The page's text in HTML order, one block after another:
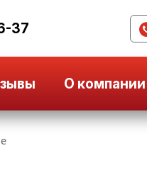
37
О компании